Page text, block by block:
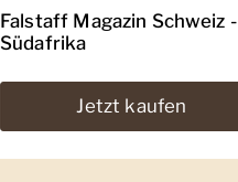
Falstaff Magazin Schweiz -
Südafrika
Jetzt kaufen